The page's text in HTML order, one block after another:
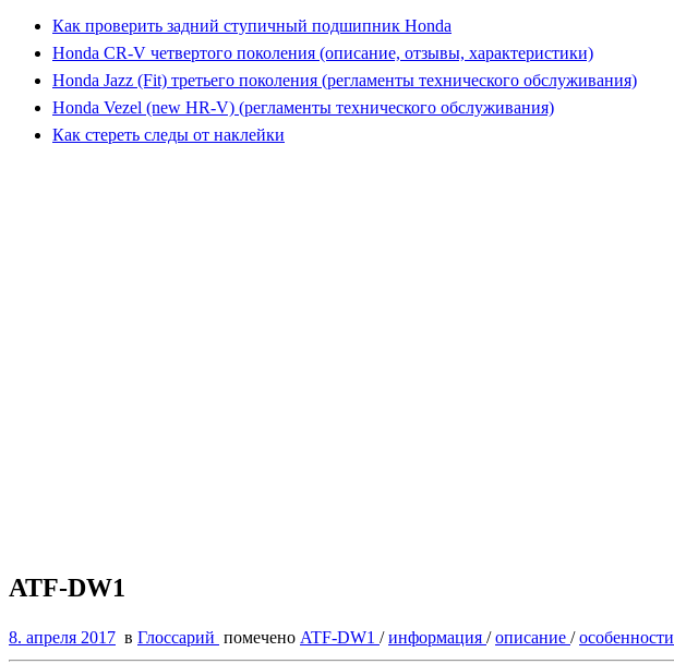
Как проверить задний ступичный подшипник Honda
Honda CR-V четвертого поколения (описание, отзывы, характеристики)
Honda Jazz (Fit) третьего поколения (регламенты технического обслуживания)
Honda Vezel (new HR-V) (регламенты технического обслуживания)
Как стереть следы от наклейки
ATF-DW1
8. апреля 2017 в Глоссарий помечено ATF-DW1 /информация /описание /особенности